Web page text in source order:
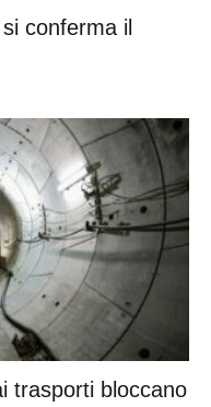
conferma il
trasporti bloccano